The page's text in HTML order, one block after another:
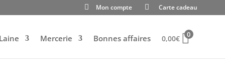
Carte cadeau
Mon compte
Mercerie Bonnes affaires 0,00€ 0